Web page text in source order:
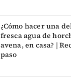
¿Cómo hacer una
fresca agua de
avena, en casa? |
paso